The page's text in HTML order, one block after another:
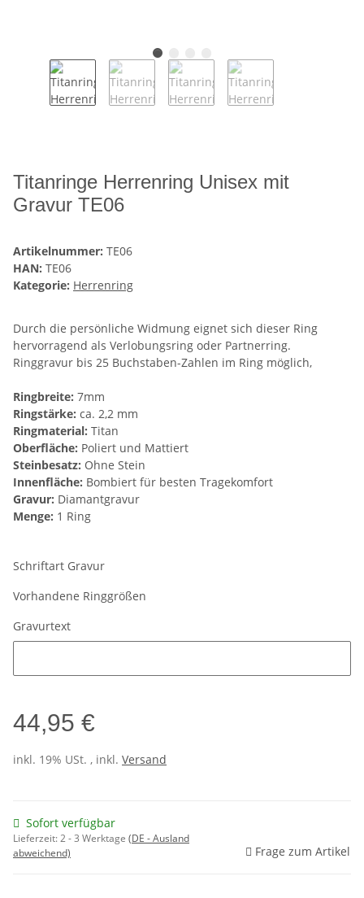
Titanringe Herrenring Unisex mit
Gravur TE06
Artikelnummer: TE06
HAN: TE06
Kategorie: Herrenring
Durch die persönliche Widmung eignet sich dieser Ring
hervorragend als Verlobungsring oder Partnerring.
Ringgravur bis 25 Buchstaben-Zahlen im Ring möglich,
Ringbreite: 7mm
Ringstärke: ca. 2,2 mm
Ringmaterial: Titan
Oberfläche: Poliert und Mattiert
Steinbesatz: Ohne Stein
Innenfläche: Bombiert für besten Tragekomfort
Gravur: Diamantgravur
Menge: 1 Ring
Schriftart Gravur
Vorhandene Ringgrößen
Gravurtext
44,95 €
inkl. 19% USt. , inkl. Versand
Sofort verfügbar
Lieferzeit:2 - 3 Werktage (DE - Ausland
abweichend)
Frage zum Artikel